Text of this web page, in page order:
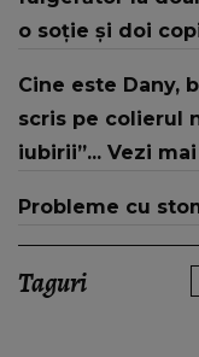
o soție și doi
Cine este Dany,
scris pe colierul
iubirii”... Vezi
Probleme cu
Taguri